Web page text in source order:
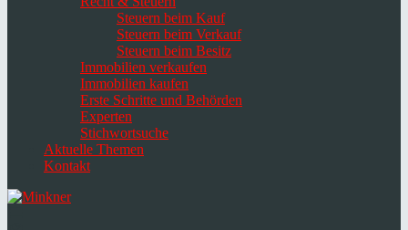
Steuern beim Kauf
Steuern beim Verkauf
Steuern beim Besitz
Immobilien verkaufen
Immobilien kaufen
Erste Schritte und Behörden
Experten
Stichwortsuche
Aktuelle Themen
Kontakt